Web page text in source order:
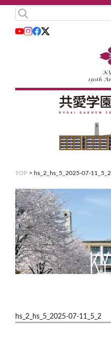
TOP > hs_2_hs_5_2025-07-11_5_2
hs_2_hs_5_2025-07-11_5_2